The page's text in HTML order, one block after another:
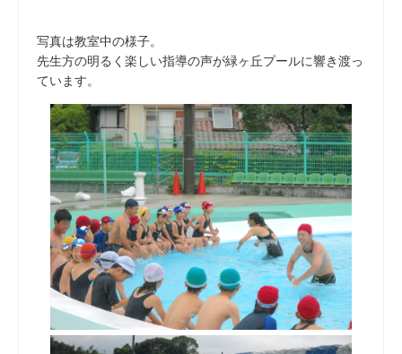
写真は教室中の様子。
先生方の明るく楽しい指導の声が緑ヶ丘プールに響き渡っ
ています。